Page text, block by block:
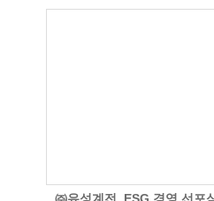
㈜유성계전, ESG 경영 선포